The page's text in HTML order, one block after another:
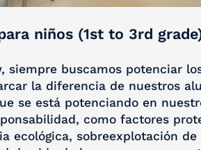
niños (1st to 3rd
siempre buscamos potenciar
la diferencia de nuestros
se está potenciando en
como factores
ecológica, sobreexplotación